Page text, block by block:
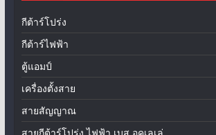
กีต้าร์โปร่ง
กีต้าร์ไฟฟ้า
ตู้แอมป์
เครื่องตั้งสาย
สายสัญญาณ